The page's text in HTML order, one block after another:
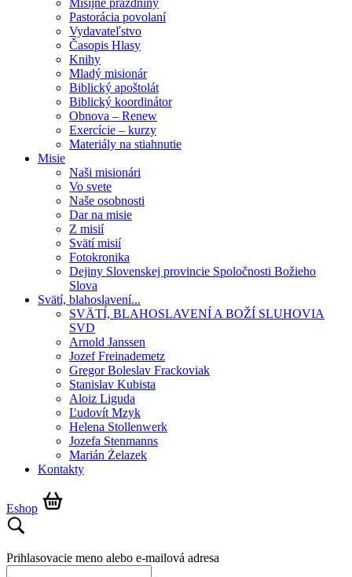
Misijné prázdniny
Pastorácia povolaní
Vydavateľstvo
Časopis Hlasy
Knihy
Mladý misionár
Biblický apoštolát
Biblický koordinátor
Obnova – Renew
Exercície – kurzy
Materiály na stiahnutie
Misie
Naši misionári
Vo svete
Naše osobnosti
Dar na misie
Z misií
Svätí misií
Fotokronika
Dejiny Slovenskej provincie Spoločnosti Božieho
Slova
Svätí, blahoslavení...
SVÄTÍ, BLAHOSLAVENÍ A BOŽÍ SLUHOVIA
SVD
Arnold Janssen
Jozef Freinademetz
Gregor Boleslav Frackoviak
Stanislav Kubista
Aloiz Liguda
Ľudovít Mzyk
Helena Stollenwerk
Jozefa Stenmanns
Marián Żelazek
Kontakty
Eshop
Prihlasovacie meno alebo e-mailová adresa